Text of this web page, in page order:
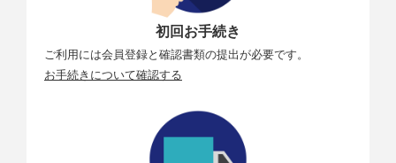
初回お手続き
ご利用には会員登録と確認書類の提出が必要です。
お手続きについて確認する